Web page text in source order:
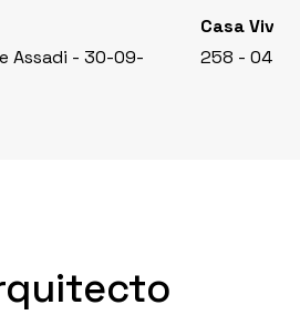
Assadi - 30-09-
Casa Viva
258 - 04-